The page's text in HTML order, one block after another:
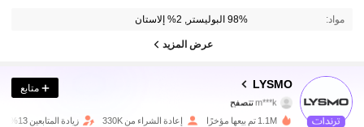
مواد: 98% البوليستر, 2% إلاستان
عرض المزيد
LYSMO
m***k تتصفح
795K متابعون
متابع
1.1M تم بيعها مؤخرًا إعادة الشراء من 330K زيادة المتابعين 13%